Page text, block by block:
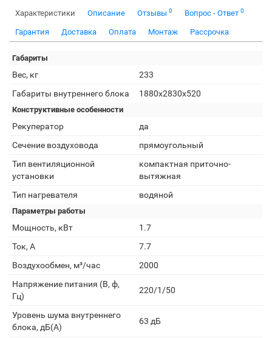
Характеристики Описание Отзывы 0 Вопрос - Ответ 0
Гарантия Доставка Оплата Монтаж Рассрочка
Габариты
Вес, кг
233
Габариты внутреннего блока
1880х2830х520
Конструктивные особенности
Рекуператор
да
Сечение воздуховода
прямоугольный
Тип вентиляционной
установки
компактная приточно-
вытяжная
Тип нагревателя
водяной
Параметры работы
Мощность, кВт
1.7
Ток, А
7.7
Воздухообмен, м³/час
2000
Напряжение питания (В, ф,
Гц)
220/1/50
Уровень шума внутреннего
блока, дБ(А)
63 дБ